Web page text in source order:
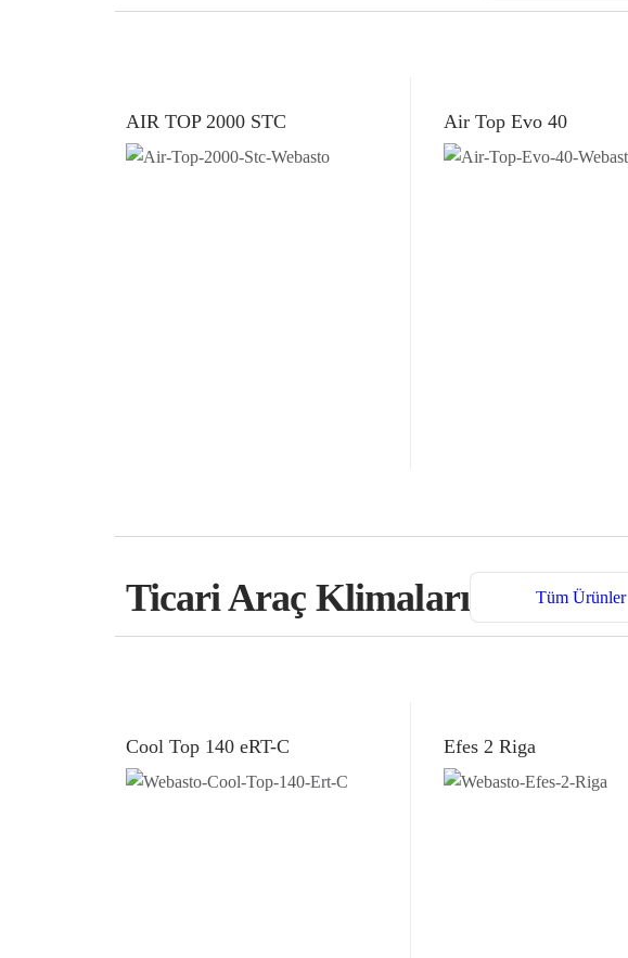
AIR TOP 2000 STC Air Top Evo 40
Ticari Araç Klimaları Tüm Ürünler
Cool Top 140 eRT-C Efes 2 Riga